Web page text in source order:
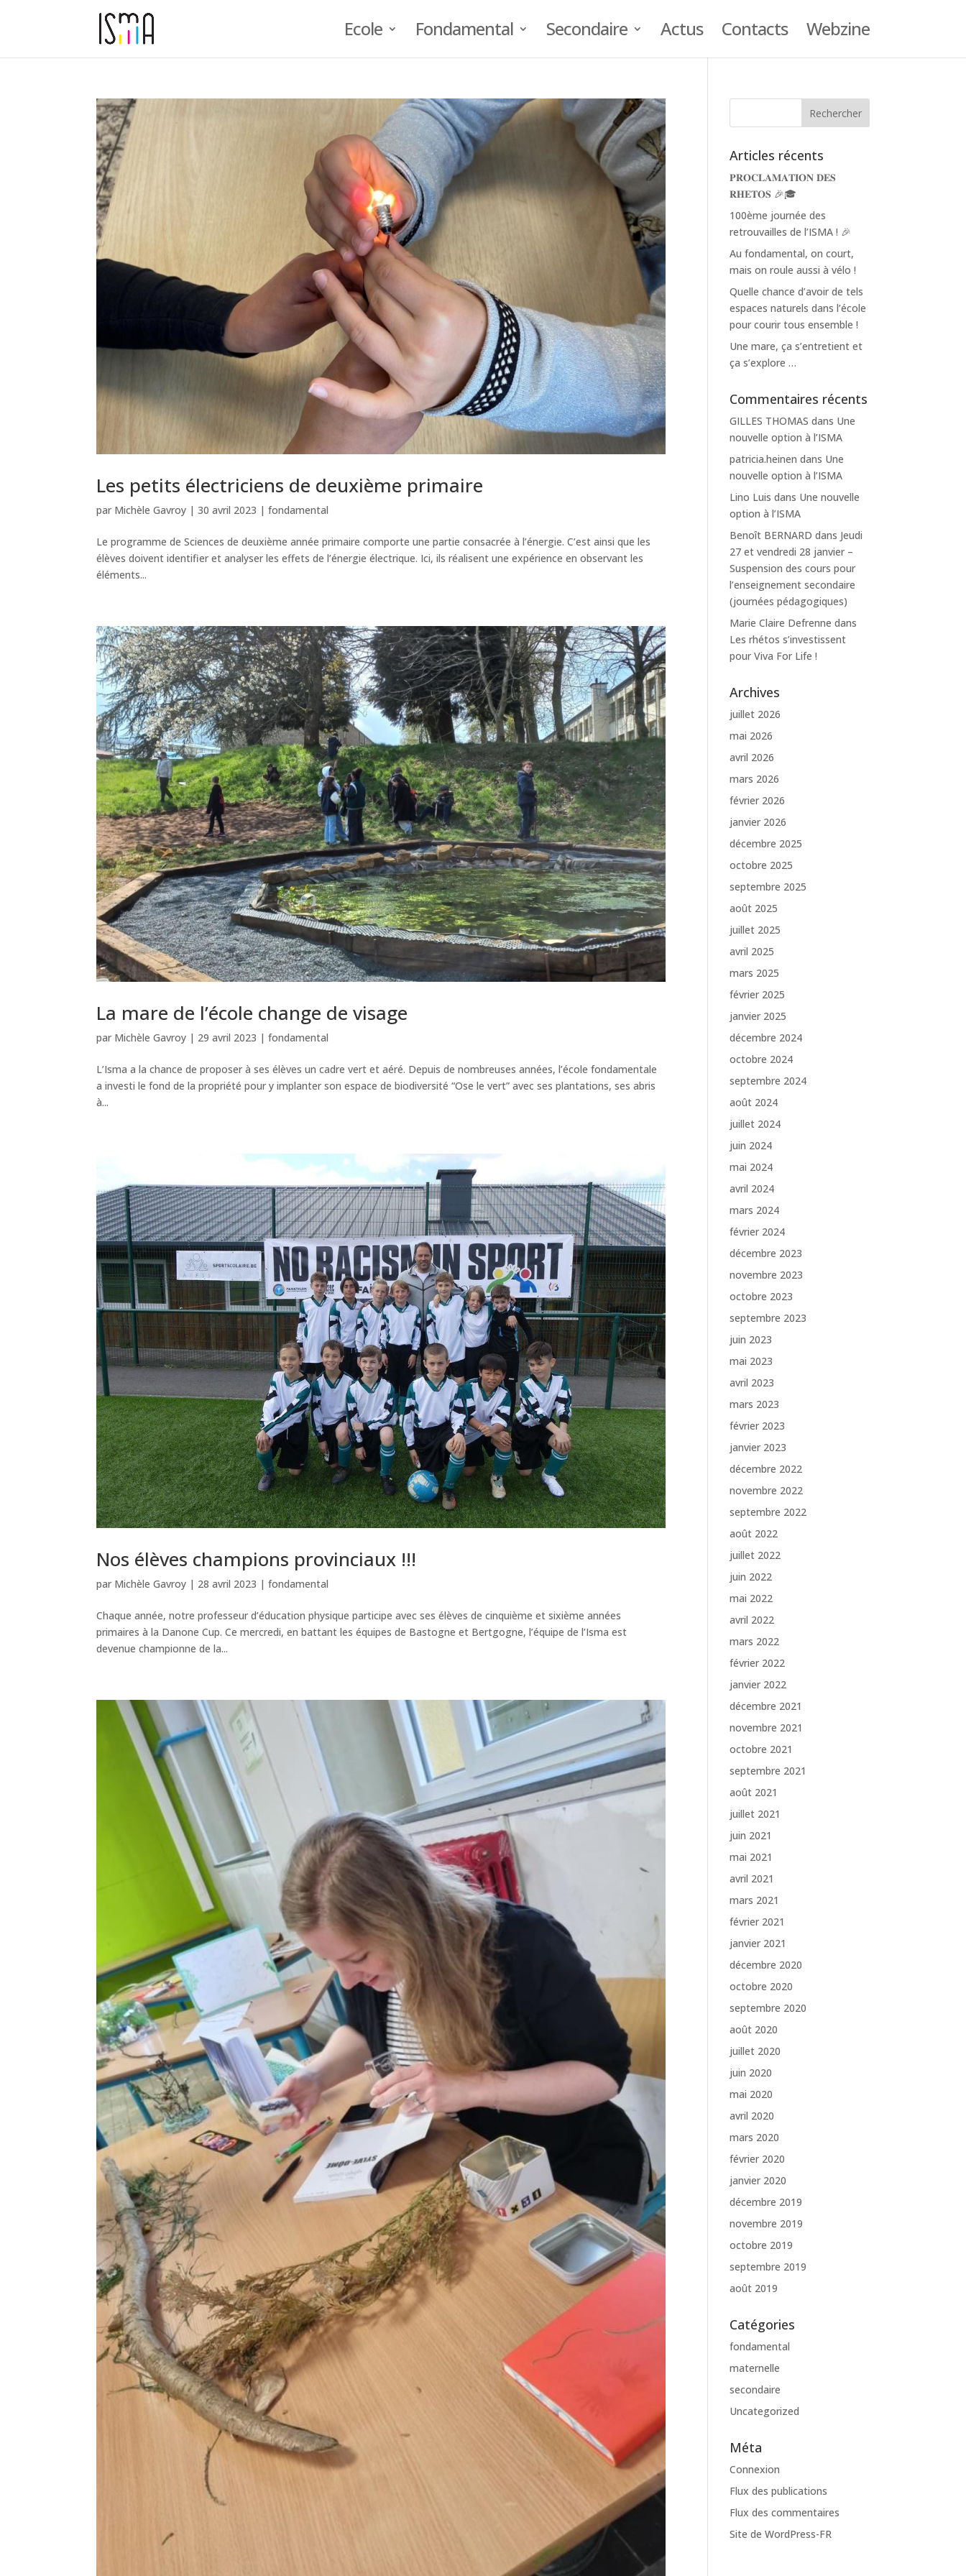
Ecole Fondamental Secondaire Actus Contacts Webzine
Les petits électriciens de deuxième primaire
par Michèle Gavroy |30 avril 2023 |fondamental
Le programme de Sciences de deuxième année primaire comporte une partie consacrée à l’énergie. C’est ainsi que les
élèves doivent identifier et analyser les effets de l’énergie électrique. Ici, ils réalisent une expérience en observant les
éléments...
La mare de l’école change de visage
par Michèle Gavroy | 29 avril 2023 |fondamental
L’Isma a la chance de proposer à ses élèves un cadre vert et aéré. Depuis de nombreuses années, l’école fondamentale
a investi le fond de la propriété pour y implanter son espace de biodiversité “Ose le vert” avec ses plantations, ses abris
à...
Nos élèves champions provinciaux !!!
par Michèle Gavroy | 28 avril 2023 |fondamental
Chaque année, notre professeur d’éducation physique participe avec ses élèves de cinquième et sixième années
primaires à la Danone Cup. Ce mercredi, en battant les équipes de Bastogne et Bertgogne, l’équipe de l’Isma est
devenue championne de la...
Articles récents
𝐏𝐑𝐎𝐂𝐋𝐀𝐌𝐀𝐓𝐈𝐎𝐍 𝐃𝐄𝐒
𝐑𝐇𝐄𝐓𝐎𝐒 🎉🎓
100ème journée des
retrouvailles de l’ISMA ! 🎉
Au fondamental, on court,
mais on roule aussi à vélo !
Quelle chance d’avoir de tels
espaces naturels dans l’école
pour courir tous ensemble !
Une mare, ça s’entretient et
ça s’explore …
Commentaires récents
GILLES THOMAS dans Une
nouvelle option à l’ISMA
patricia.heinen dans Une
nouvelle option à l’ISMA
Lino Luis dans Une nouvelle
option à l’ISMA
Benoît BERNARD dans Jeudi
27 et vendredi 28 janvier –
Suspension des cours pour
l’enseignement secondaire
(journées pédagogiques)
Marie Claire Defrenne dans
Les rhétos s’investissent
pour Viva For Life !
Archives
juillet 2026
mai 2026
avril 2026
mars 2026
février 2026
janvier 2026
décembre 2025
octobre 2025
septembre 2025
août 2025
juillet 2025
avril 2025
mars 2025
février 2025
janvier 2025
décembre 2024
octobre 2024
septembre 2024
août 2024
juillet 2024
juin 2024
mai 2024
avril 2024
mars 2024
février 2024
décembre 2023
novembre 2023
octobre 2023
septembre 2023
juin 2023
mai 2023
avril 2023
mars 2023
février 2023
janvier 2023
décembre 2022
novembre 2022
septembre 2022
août 2022
juillet 2022
juin 2022
mai 2022
avril 2022
mars 2022
février 2022
janvier 2022
décembre 2021
novembre 2021
octobre 2021
septembre 2021
août 2021
juillet 2021
juin 2021
mai 2021
avril 2021
mars 2021
février 2021
janvier 2021
décembre 2020
octobre 2020
septembre 2020
août 2020
juillet 2020
juin 2020
mai 2020
avril 2020
mars 2020
février 2020
janvier 2020
décembre 2019
novembre 2019
octobre 2019
septembre 2019
août 2019
Catégories
fondamental
maternelle
secondaire
Uncategorized
Méta
Connexion
Flux des publications
Flux des commentaires
Site de WordPress-FR